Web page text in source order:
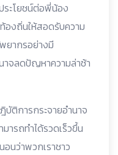
ระโยชน์ต่อพี่น้อง
องถิ่นให้สอดรับความ
ยากรอย่างมี
าจลดปัญหาความล่าช้า
บัติการกระจายอำนาจ
ารถทำได้รวดเร็วขึ้น
นว่าพวกเราชาว